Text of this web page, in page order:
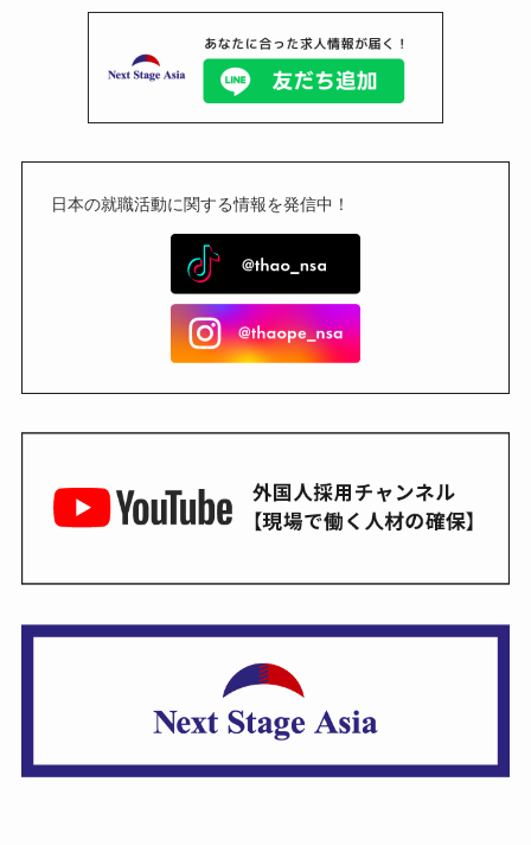
日本の就職活動に関する情報を発信中！